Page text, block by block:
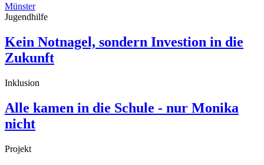
Münster
Jugendhilfe
Kein Notnagel, sondern Investion in die
Zukunft
Inklusion
Alle kamen in die Schule - nur Monika
nicht
Projekt